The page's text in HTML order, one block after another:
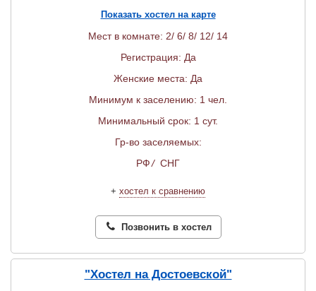
Показать хостел на карте
Мест в комнате: 2/ 6/ 8/ 12/ 14
Регистрация: Да
Женские места: Да
Минимум к заселению: 1 чел.
Минимальный срок: 1 сут.
Гр-во заселяемых:
РФ/ СНГ
+ хостел к сравнению
Позвонить в хостел
"Хостел на Достоевской"